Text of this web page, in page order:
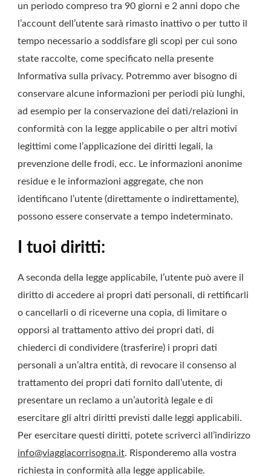
un periodo compreso tra 90 giorni e 2 anni dopo che
l’account dell’utente sarà rimasto inattivo o per tutto il
tempo necessario a soddisfare gli scopi per cui sono
state raccolte, come specificato nella presente
Informativa sulla privacy. Potremmo aver bisogno di
conservare alcune informazioni per periodi più lunghi,
ad esempio per la conservazione dei dati/relazioni in
conformità con la legge applicabile o per altri motivi
legittimi come l’applicazione dei diritti legali, la
prevenzione delle frodi, ecc. Le informazioni anonime
residue e le informazioni aggregate, che non
identificano l’utente (direttamente o indirettamente),
possono essere conservate a tempo indeterminato.
I tuoi diritti:
A seconda della legge applicabile, l’utente può avere il
diritto di accedere ai propri dati personali, di rettificarli
o cancellarli o di riceverne una copia, di limitare o
opporsi al trattamento attivo dei propri dati, di
chiederci di condividere (trasferire) i propri dati
personali a un’altra entità, di revocare il consenso al
trattamento dei propri dati fornito dall’utente, di
presentare un reclamo a un’autorità legale e di
esercitare gli altri diritti previsti dalle leggi applicabili.
Per esercitare questi diritti, potete scriverci all’indirizzo
info@viaggiacorrisogna.it. Risponderemo alla vostra
richiesta in conformità alla legge applicabile.